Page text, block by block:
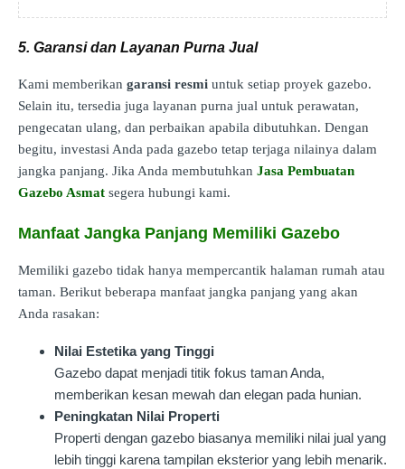
5. Garansi dan Layanan Purna Jual
Kami memberikan garansi resmi untuk setiap proyek gazebo.
Selain itu, tersedia juga layanan purna jual untuk perawatan,
pengecatan ulang, dan perbaikan apabila dibutuhkan. Dengan
begitu, investasi Anda pada gazebo tetap terjaga nilainya dalam
jangka panjang. Jika Anda membutuhkan Jasa Pembuatan
Gazebo Asmat segera hubungi kami.
Manfaat Jangka Panjang Memiliki Gazebo
Memiliki gazebo tidak hanya mempercantik halaman rumah atau
taman. Berikut beberapa manfaat jangka panjang yang akan
Anda rasakan:
Nilai Estetika yang Tinggi
Gazebo dapat menjadi titik fokus taman Anda,
memberikan kesan mewah dan elegan pada hunian.
Peningkatan Nilai Properti
Properti dengan gazebo biasanya memiliki nilai jual yang
lebih tinggi karena tampilan eksterior yang lebih menarik.